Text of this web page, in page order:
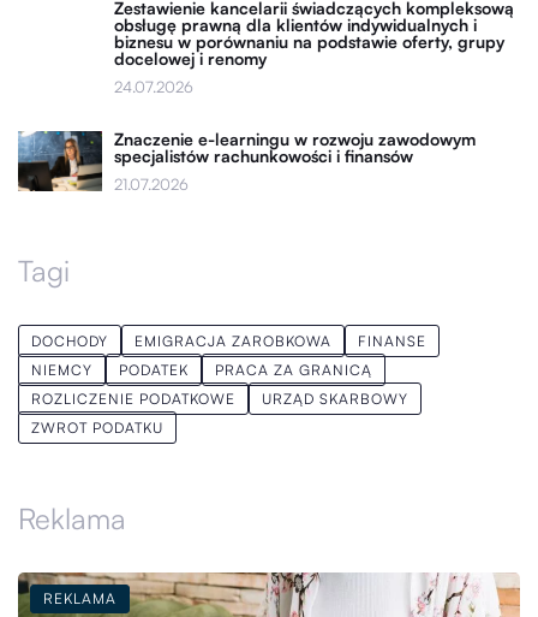
Zestawienie kancelarii świadczących kompleksową
obsługę prawną dla klientów indywidualnych i
biznesu w porównaniu na podstawie oferty, grupy
docelowej i renomy
24.07.2026
Znaczenie e-learningu w rozwoju zawodowym
specjalistów rachunkowości i finansów
21.07.2026
Tagi
DOCHODY EMIGRACJA ZAROBKOWA
FINANSE
NIEMCY
PODATEK
PRACA ZA GRANICĄ
ROZLICZENIE PODATKOWE
URZĄD SKARBOWY
ZWROT PODATKU
Reklama
REKLAMA